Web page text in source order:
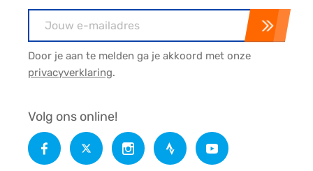
Door je aan te melden ga je akkoord met onze
privacyverklaring.
Volg ons online!